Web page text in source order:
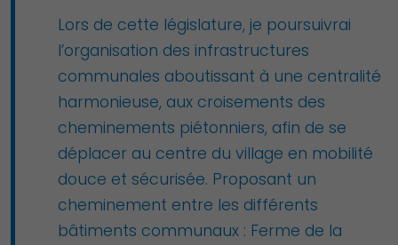
Lors de cette législature, je poursuivrai
l’organisation des infrastructures
communales aboutissant à une centralité
harmonieuse, aux croisements des
cheminements piétonniers, afin de se
déplacer au centre du village en mobilité
douce et sécurisée. Proposant un
cheminement entre les différents
bâtiments communaux : Ferme de la